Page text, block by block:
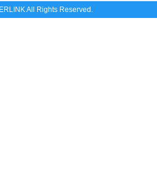
All Rights Reserved.